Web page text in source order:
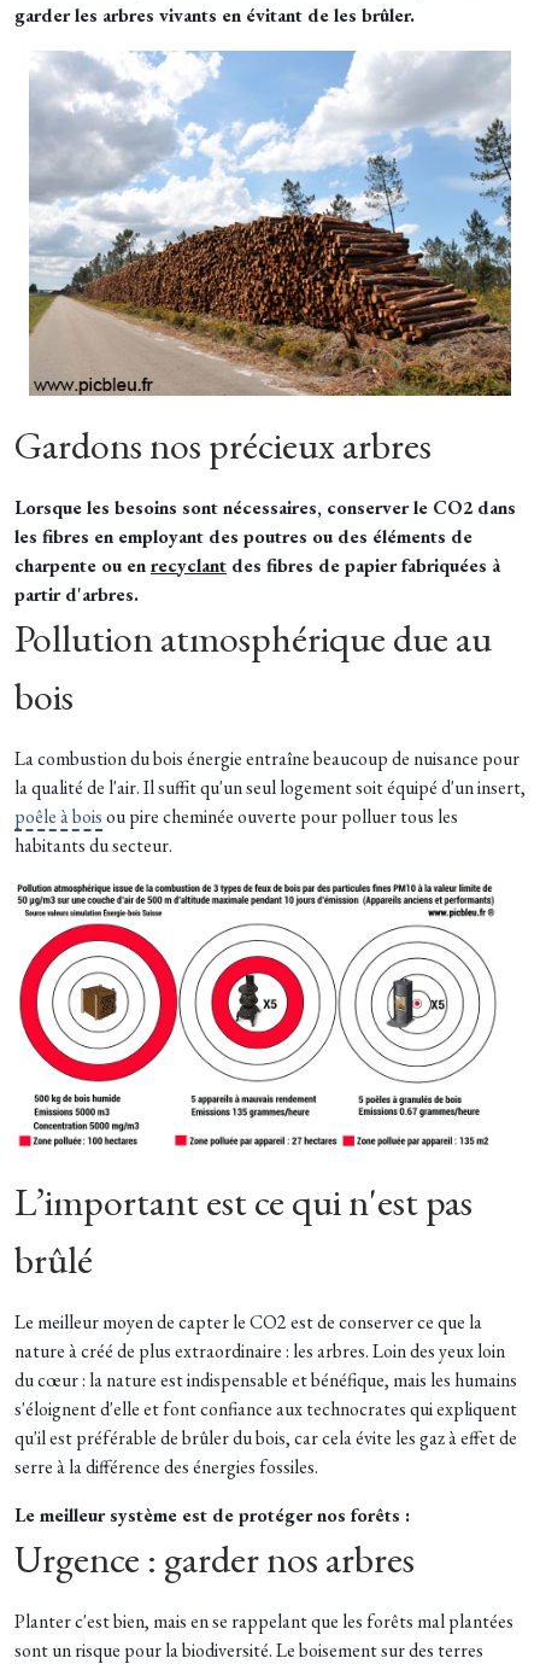
garder les arbres vivants en évitant de les brûler.
Gardons nos précieux arbres
Lorsque les besoins sont nécessaires, conserver le CO2 dans
les fibres en employant des poutres ou des éléments de
charpente ou enrecyclant des fibres de papier fabriquées à
partir d'arbres.
Pollution atmosphérique due au
bois
La combustion du bois énergie entraîne beaucoup de nuisance pour
la qualité de l'air. Il suffit qu'un seul logement soit équipé d'un insert,
poêle à boisou pire cheminée ouverte pour polluer tous les
habitants du secteur.
L’important est ce qui n'est pas
brûlé
Le meilleur moyen de capter le CO2 est de conserver ce que la
nature à créé de plus extraordinaire : les arbres. Loin des yeux loin
du cœur : la nature est indispensable et bénéfique, mais les humains
s'éloignent d'elle et font confiance aux technocrates qui expliquent
qu'il est préférable de brûler du bois, car cela évite les gaz à effet de
serre à la différence des énergies fossiles.
Le meilleur système est de protéger nos forêts :
Urgence : garder nos arbres
Planter c'est bien, mais en se rappelant que les forêts mal plantées
sont un risque pour la biodiversité. Le boisement sur des terres